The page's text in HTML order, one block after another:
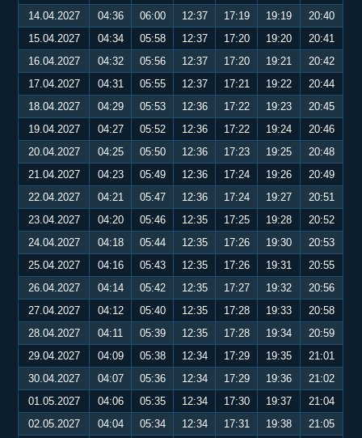
14.04.2027 04:36 06:00 12:37 17:19 19:19
20:40
15.04.2027
04:34 05:58 12:37 17:20 19:20
20:41
16.04.2027
04:32 05:56 12:37 17:20 19:21
20:42
17.04.2027
04:31 05:55 12:37 17:21 19:22
20:44
18.04.2027
04:29 05:53 12:36 17:22 19:23
20:45
19.04.2027
04:27 05:52 12:36 17:22 19:24
20:46
20.04.2027
04:25 05:50 12:36 17:23 19:25
20:48
21.04.2027
04:23 05:49 12:36 17:24 19:26
20:49
22.04.2027
04:21 05:47 12:36 17:24 19:27
20:51
23.04.2027
04:20 05:46 12:35 17:25 19:28
20:52
24.04.2027
04:18 05:44 12:35 17:26 19:30
20:53
25.04.2027
04:16 05:43 12:35 17:26 19:31
20:55
26.04.2027
04:14 05:42 12:35 17:27 19:32
20:56
27.04.2027
04:12 05:40 12:35 17:28 19:33
20:58
28.04.2027
04:11 05:39 12:35 17:28 19:34
20:59
29.04.2027
04:09 05:38 12:34 17:29 19:35
21:01
30.04.2027
04:07 05:36 12:34 17:29 19:36
21:02
01.05.2027
04:06 05:35 12:34 17:30 19:37
21:04
02.05.2027
04:04 05:34 12:34 17:31 19:38
21:05